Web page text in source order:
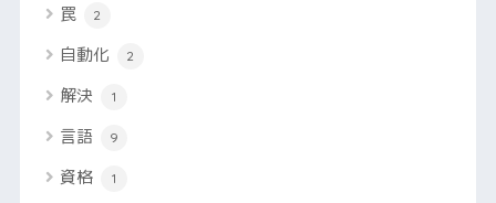
罠 2
自動化 2
解決 1
言語 9
資格 1